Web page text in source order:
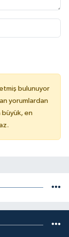
bulunuyor
yorumlardan
büyük, en